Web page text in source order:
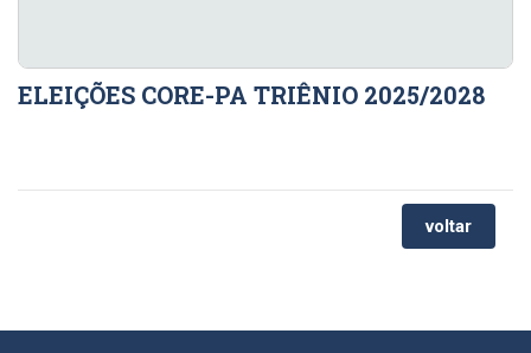
ELEIÇÕES CORE-PA TRIÊNIO 2025/2028
voltar